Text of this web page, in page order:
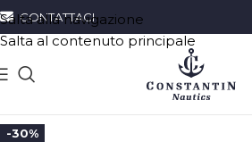
Salta alla navigazione
Salta al contenuto principale
CONTATTACI
-30%